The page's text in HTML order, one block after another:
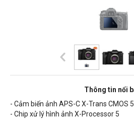
Thông tin nổi
- Cảm biến ảnh APS-C X-Trans CMOS
- Chip xử lý hình ảnh X-Processor 5